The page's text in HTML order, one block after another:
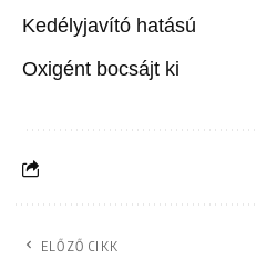
Kedélyjavító hatású
Oxigént bocsájt ki
ELŐZŐ CIKK